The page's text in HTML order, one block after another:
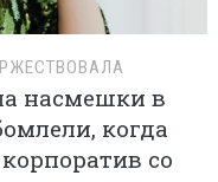
насмешки в
когда
со